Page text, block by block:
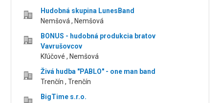
Hudobná skupina LunesBand
Nemšová , Nemšová
BONUS - hudobná produkcia bratov
Vavrušovcov
Kľúčové , Nemšová
Živá hudba "PABLO" - one man band
Trenčín , Trenčín
BigTime s.r.o.